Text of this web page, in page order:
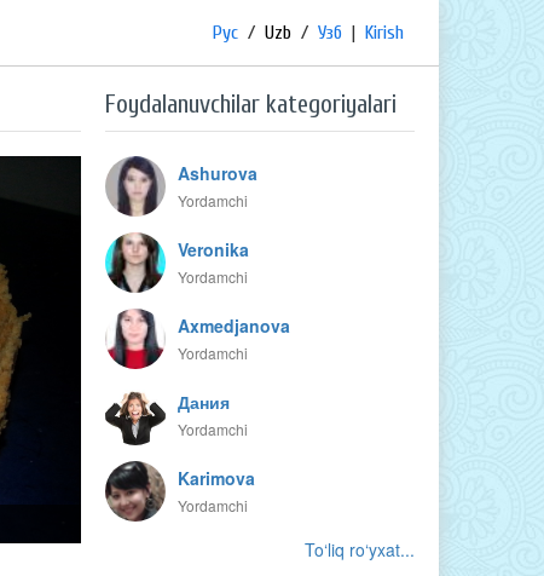
Рус / Uzb / Узб | Kirish
Foydalanuvchilar kategoriyalari
Ashurova
Yordamchi
Veronika
Yordamchi
Axmedjanova
Yordamchi
Дания
Yordamchi
Karimova
Yordamchi
To‘liq ro‘yxat...